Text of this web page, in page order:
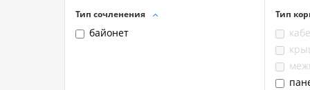
Тип сочленения
байонет
Тип